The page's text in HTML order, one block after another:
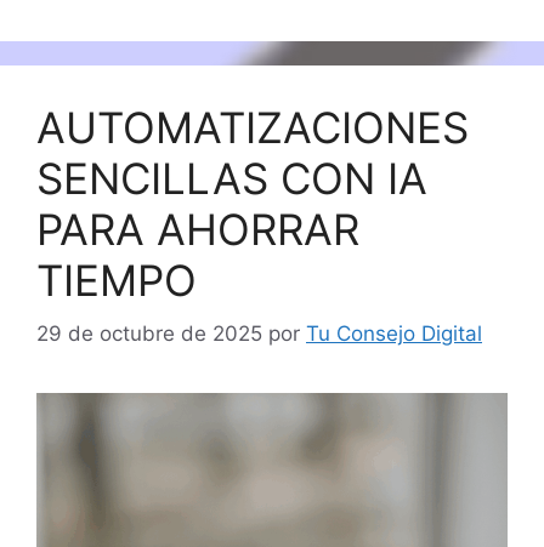
AUTOMATIZACIONES
SENCILLAS CON IA
PARA AHORRAR
TIEMPO
29 de octubre de 2025 por Tu Consejo Digital